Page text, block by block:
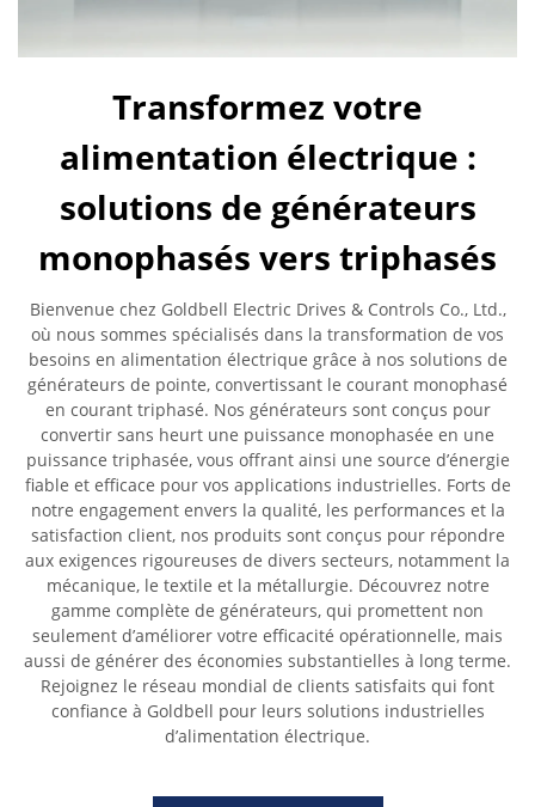
Transformez votre
alimentation électrique :
solutions de générateurs
monophasés vers triphasés
Bienvenue chez Goldbell Electric Drives & Controls Co., Ltd.,
où nous sommes spécialisés dans la transformation de vos
besoins en alimentation électrique grâce à nos solutions de
générateurs de pointe, convertissant le courant monophasé
en courant triphasé. Nos générateurs sont conçus pour
convertir sans heurt une puissance monophasée en une
puissance triphasée, vous offrant ainsi une source d’énergie
fiable et efficace pour vos applications industrielles. Forts de
notre engagement envers la qualité, les performances et la
satisfaction client, nos produits sont conçus pour répondre
aux exigences rigoureuses de divers secteurs, notamment la
mécanique, le textile et la métallurgie. Découvrez notre
gamme complète de générateurs, qui promettent non
seulement d’améliorer votre efficacité opérationnelle, mais
aussi de générer des économies substantielles à long terme.
Rejoignez le réseau mondial de clients satisfaits qui font
confiance à Goldbell pour leurs solutions industrielles
d’alimentation électrique.